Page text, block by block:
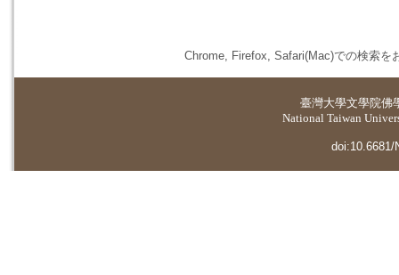
Chrome, Firefox, Safari(Mac)での検索を
臺灣大學文學院佛
National Taiwan
doi:10.6681/